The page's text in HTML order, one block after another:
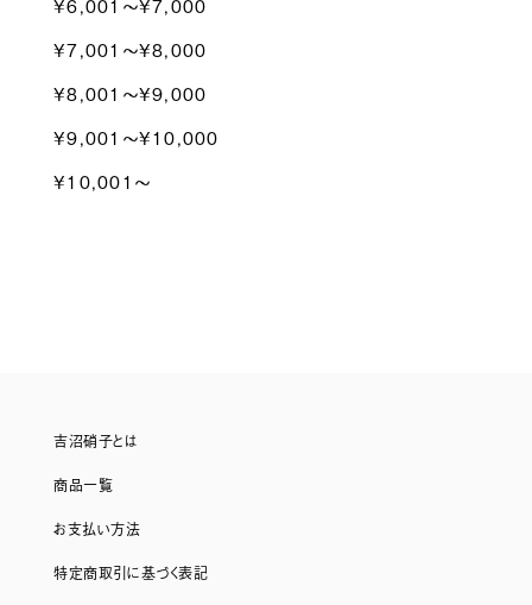
¥6,001〜¥7,000
¥7,001〜¥8,000
¥8,001〜¥9,000
¥9,001〜¥10,000
¥10,001〜
吉沼硝子とは
商品一覧
お支払い方法
特定商取引に基づく表記